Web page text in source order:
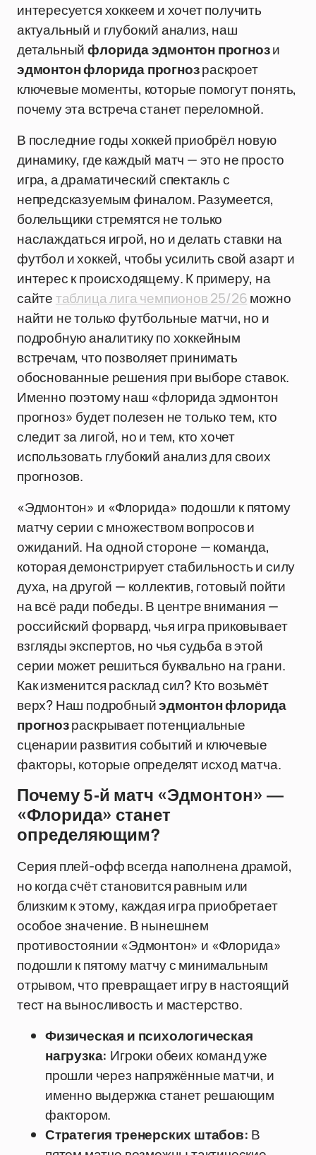
интересуется хоккеем и хочет получить
актуальный и глубокий анализ, наш
детальныйфлорида эдмонтон прогнози
эдмонтон флорида прогнозраскроет
ключевые моменты, которые помогут понять,
почему эта встреча станет переломной.
В последние годы хоккей приобрёл новую
динамику, где каждый матч — это не просто
игра, а драматический спектакль с
непредсказуемым финалом. Разумеется,
болельщики стремятся не только
наслаждаться игрой, но и делать ставки на
футбол и хоккей, чтобы усилить свой азарт и
интерес к происходящему. К примеру, на
сайтетаблица лига чемпионов 25/26можно
найти не только футбольные матчи, но и
подробную аналитику по хоккейным
встречам, что позволяет принимать
обоснованные решения при выборе ставок.
Именно поэтому наш «флорида эдмонтон
прогноз» будет полезен не только тем, кто
следит за лигой, но и тем, кто хочет
использовать глубокий анализ для своих
прогнозов.
«Эдмонтон» и «Флорида» подошли к пятому
матчу серии с множеством вопросов и
ожиданий. На одной стороне — команда,
которая демонстрирует стабильность и силу
духа, на другой — коллектив, готовый пойти
на всё ради победы. В центре внимания —
российский форвард, чья игра приковывает
взгляды экспертов, но чья судьба в этой
серии может решиться буквально на грани.
Как изменится расклад сил? Кто возьмёт
верх? Наш подробныйэдмонтон флорида
прогнозраскрывает потенциальные
сценарии развития событий и ключевые
факторы, которые определят исход матча.
Почему 5-й матч «Эдмонтон» —
«Флорида» станет
определяющим?
Серия плей-офф всегда наполнена драмой,
но когда счёт становится равным или
близким к этому, каждая игра приобретает
особое значение. В нынешнем
противостоянии «Эдмонтон» и «Флорида»
подошли к пятому матчу с минимальным
отрывом, что превращает игру в настоящий
тест на выносливость и мастерство.
Физическая и психологическая
нагрузка: Игроки обеих команд уже
прошли через напряжённые матчи, и
именно выдержка станет решающим
фактором.
Стратегия тренерских штабов: В